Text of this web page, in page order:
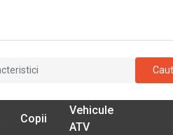
Copii
Vehicule
ATV